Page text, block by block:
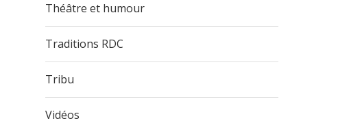
Théâtre et humour
Traditions RDC
Tribu
Vidéos